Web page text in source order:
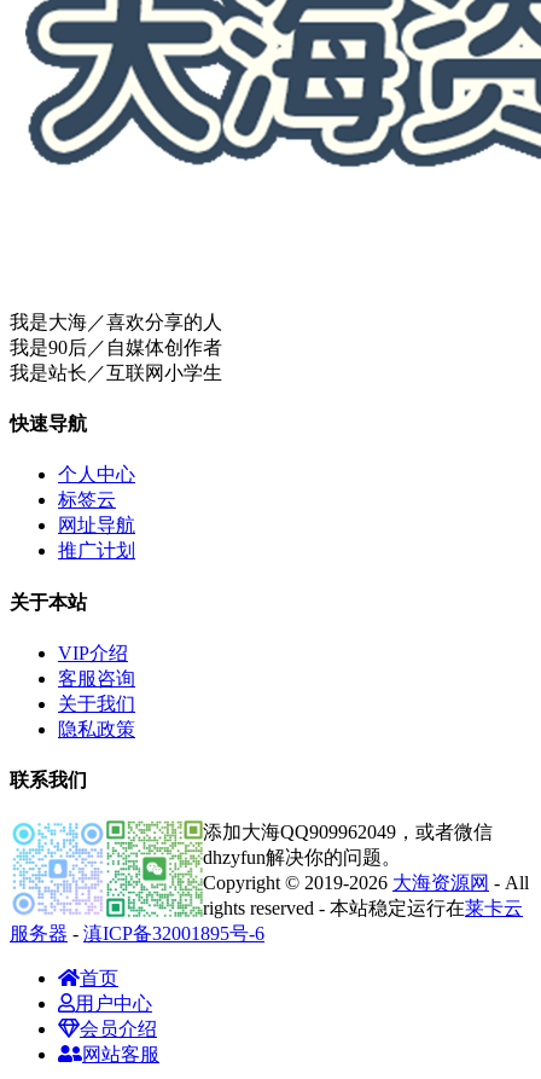
我是大海／喜欢分享的人
我是90后／自媒体创作者
我是站长／互联网小学生
快速导航
个人中心
标签云
网址导航
推广计划
关于本站
VIP介绍
客服咨询
关于我们
隐私政策
联系我们
添加大海QQ909962049，或者微信
dhzyfun解决你的问题。
Copyright © 2019-2026 大海资源网 - All
rights reserved - 本站稳定运行在莱卡云
服务器 - 滇ICP备32001895号-6
首页
用户中心
会员介绍
网站客服